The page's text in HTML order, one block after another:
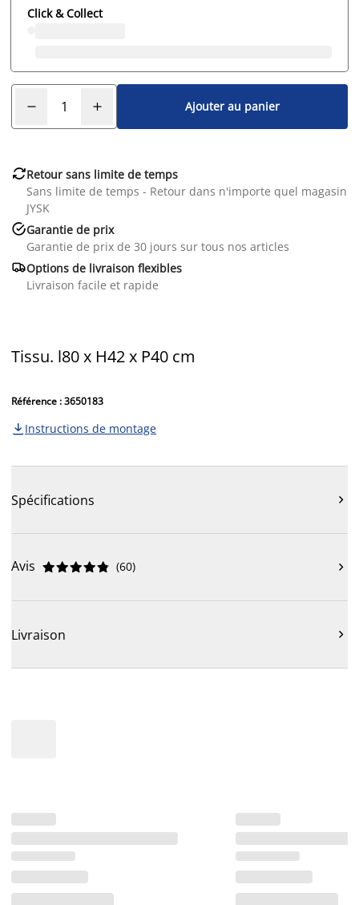
Click & Collect
Ajouter au panier
Retour sans limite de temps
Sans limite de temps - Retour dans n'importe quel magasin
JYSK
Garantie de prix
Garantie de prix de 30 jours sur tous nos articles
Options de livraison flexibles
Livraison facile et rapide
Tissu. l80 x H42 x P40 cm
Référence : 3650183
 Instructions de montage
Spécifications 
Avis 




 (60) 
Livraison 